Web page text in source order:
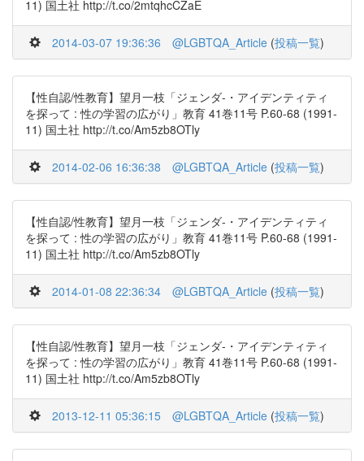
11) 国土社 http://t.co/2mtqhcCZaE
2014-03-07 19:36:36 @LGBTQA_Article (投稿一覧)
【性自認/性教育】望月一枝「ジェンダ-・アイデンティティ
を探って : 性の学習の広がり」教育 41巻11号 P.60-68 (1991-
11) 国土社 http://t.co/Am5zb8OTly
2014-02-06 16:36:38 @LGBTQA_Article (投稿一覧)
【性自認/性教育】望月一枝「ジェンダ-・アイデンティティ
を探って : 性の学習の広がり」教育 41巻11号 P.60-68 (1991-
11) 国土社 http://t.co/Am5zb8OTly
2014-01-08 22:36:34 @LGBTQA_Article (投稿一覧)
【性自認/性教育】望月一枝「ジェンダ-・アイデンティティ
を探って : 性の学習の広がり」教育 41巻11号 P.60-68 (1991-
11) 国土社 http://t.co/Am5zb8OTly
2013-12-11 05:36:15 @LGBTQA_Article (投稿一覧)